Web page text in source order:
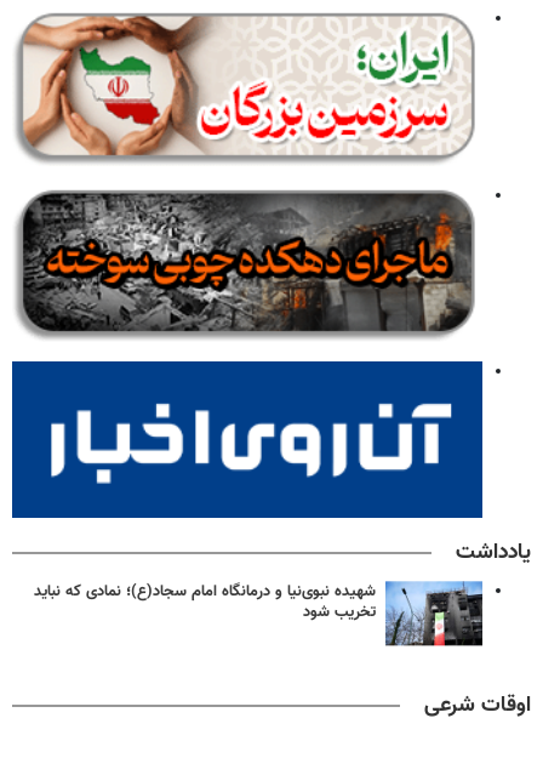
یادداشت
شهیده نبوی‌نیا و درمانگاه امام سجاد(ع)؛ نمادی که نباید
تخریب شود
اوقات شرعی